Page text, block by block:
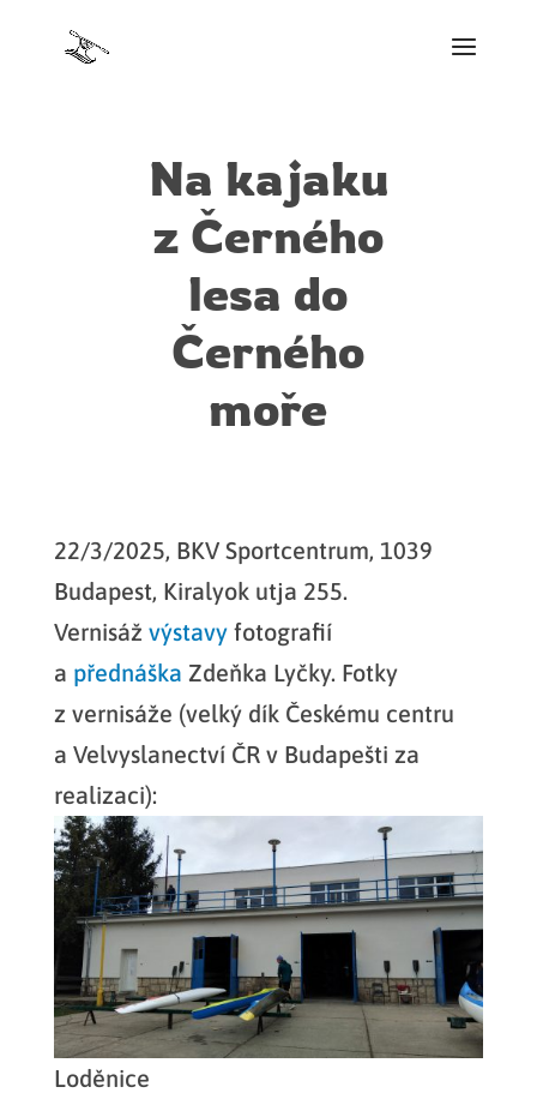
Na kajaku
z Černého
lesa do
Černého
moře
22/3/2025, BKV Sportcentrum, 1039
Budapest, Kiralyok utja 255.
Vernisáž výstavy fotografií
a přednáška Zdeňka Lyčky. Fotky
z vernisáže (velký dík Českému centru
a Velvyslanectví ČR v Budapešti za
realizaci):
Loděnice